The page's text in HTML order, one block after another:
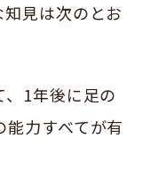
見は次のとお
1年後に足の
力すべてが有